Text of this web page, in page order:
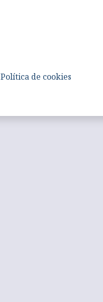
Política de cookies